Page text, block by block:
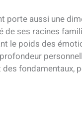
porte aussi une
de ses racines
le poids des
fondamentaux,